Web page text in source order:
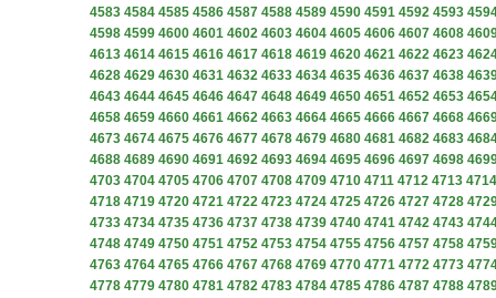
4583 4584 4585 4586 4587 4588 4589 4590 4591 4592 4593
4598 4599 4600 4601 4602 4603 4604 4605 4606 4607 4608
4613 4614 4615 4616 4617 4618 4619 4620 4621 4622 4623
4628 4629 4630 4631 4632 4633 4634 4635 4636 4637 4638
4643 4644 4645 4646 4647 4648 4649 4650 4651 4652 4653
4658 4659 4660 4661 4662 4663 4664 4665 4666 4667 4668
4673 4674 4675 4676 4677 4678 4679 4680 4681 4682 4683
4688 4689 4690 4691 4692 4693 4694 4695 4696 4697 4698
4703 4704 4705 4706 4707 4708 4709 4710 4711 4712 4713 4714
4718 4719 4720 4721 4722 4723 4724 4725 4726 4727 4728
4733 4734 4735 4736 4737 4738 4739 4740 4741 4742 4743
4748 4749 4750 4751 4752 4753 4754 4755 4756 4757 4758
4763 4764 4765 4766 4767 4768 4769 4770 4771 4772 4773
4778 4779 4780 4781 4782 4783 4784 4785 4786 4787 4788